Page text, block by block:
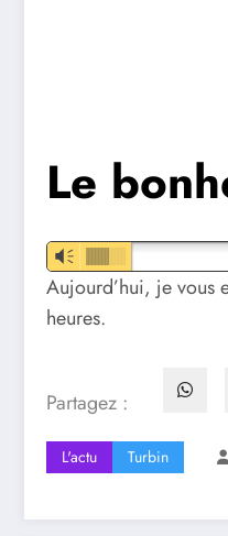
Le
Vm
Aujourd’hui, je vous
heures.
Partagez :
L'actu Turbin